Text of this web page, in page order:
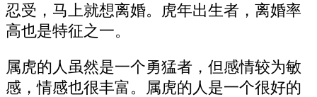
忍受，马上就想离婚。虎年出生者，离婚率
高也是特征之一。
属虎的人虽然是一个勇猛者，但感情较为敏
感，情感也很丰富。属虎的人是一个很好的